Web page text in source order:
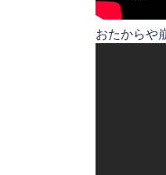
おたからや